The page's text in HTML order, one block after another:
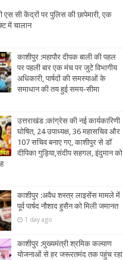
एस सी केंद्रों पर पुलिस की छापेमारी, एक
में चालान
काशीपुर :महापौर दीपक बाली की पहल
पर पहली बार एक मंच पर जुटे विभागीय
अधिकारी, पार्षदों की समस्याओं के
समाधान की तय हुई समय-सीमा
उत्तराखंड :कांग्रेस की नई कार्यकारिणी
घोषित, 24 उपाध्यक्ष, 36 महासचिव और
107 सचिव बनाए गए, काशीपुर से डॉ
दीपिका गुड़िया,संदीप सहगल, इंदुमान को
काशीपुर :अवैध शस्त्र लाइसेंस मामले में
पूर्व पार्षद नौशाद हुसैन को मिली जमानत
1 day ago
काशीपुर :मुख्यमंत्री श्रमिक कल्याण
योजनाओं से हर जरूरतमंद तक पहुंच रहा